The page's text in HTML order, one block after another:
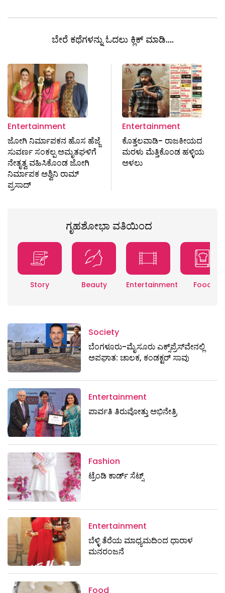
ಬೇರೆ ಕಥೆಗಳನ್ನು ಓದಲು ಕ್ಲಿಕ್ ಮಾಡಿ....
Entertainment
ಜೋಗಿ ನಿರ್ಮಾಪಕನ ಹೊಸ ಹೆಜ್ಜೆ
ಸುವರ್ಣ ಸಂಕಲ್ಪ ಅಮೃತಘಳಿಗೆ
ನೇತೃತ್ವ ವಹಿಸಿಕೊಂಡ ಜೋಗಿ
ನಿರ್ಮಾಪಕ ಅಶ್ವಿನಿ ರಾಮ್
ಪ್ರಸಾದ್
Entertainment
ಕೊತ್ತಲವಾಡಿ- ರಾಜಕೀಯದ
ಮರಳು ಮೆತ್ತಿಕೊಂಡ ಹಳ್ಳಿಯ
ಅಳಲು
ಗೃಹಶೋಭಾ ವತಿಯಿಂದ
Story Beauty Entertainment Food
Society
ಬೆಂಗಳೂರು-ಮೈಸೂರು ಎಕ್ಸ್​ಪ್ರೆಸ್‌ವೇನಲ್ಲಿ
ಅಪಘಾತ: ಚಾಲಕ, ಕಂಡಕ್ಟರ್ ಸಾವು
Entertainment
ಪಾರ್ವತಿ ತಿರುವೋತ್ತು ಅಭಿನೇತ್ರಿ
Fashion
ಟ್ರೆಂಡಿ ಕಾರ್ಡ್‌ ಸೆಟ್ಸ್
Entertainment
ಬೆಳ್ಳಿ ತೆರೆಯ ಮಾಧ್ಯಮದಿಂದ ಧಾರಾಳ
ಮನರಂಜನೆ
Food